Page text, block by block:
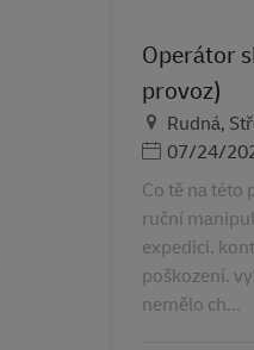
Operátor
provoz)
LieuRudná,
Posted Date
07/24/
Co tě na této
ruční
expedici.
poškození.
nemělo ch...